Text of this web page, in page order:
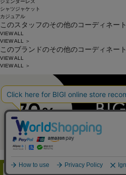
シャツジャケット
カジュアル
このスタッフのその他のコーディネート
VIEW ALL
VIEW ALL ＞
このブランドのその他のコーディネート
VIEW ALL
VIEW ALL ＞